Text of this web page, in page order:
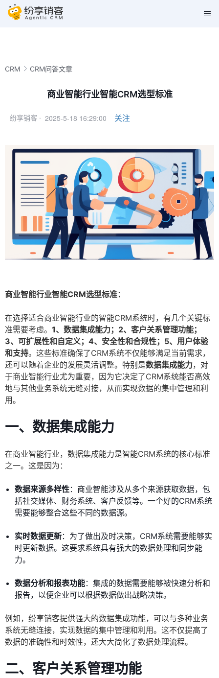
CRM CRM问答文章
商业智能行业智能CRM选型标准
纷享销客 · 2025-5-18 16:29:00 关注
商业智能行业智能CRM选型标准：
在选择适合商业智能行业的智能CRM系统时，有几个关键标
准需要考虑。 1、数据集成能力；2、客户关系管理功能；
3、可扩展性和自定义；4、安全性和合规性；5、用户体验
和支持。这些标准确保了CRM系统不仅能够满足当前需求，
还可以随着企业的发展灵活调整。特别是数据集成能力，对
于商业智能行业尤为重要，因为它决定了CRM系统能否高效
地与其他业务系统无缝对接，从而实现数据的集中管理和利
用。
一、数据集成能力
在商业智能行业，数据集成能力是智能CRM系统的核心标准
之一。这是因为：
数据来源多样性：商业智能涉及从多个来源获取数据，包
括社交媒体、财务系统、客户反馈等。一个好的CRM系统
需要能够整合这些不同的数据源。
实时数据更新：为了做出及时决策，CRM系统需要能够实
时更新数据。这要求系统具有强大的数据处理和同步能
力。
数据分析和报表功能：集成的数据需要能够被快速分析和
报告，以便企业可以根据数据做出战略决策。
例如，纷享销客提供强大的数据集成功能，可以与多种业务
系统无缝连接，实现数据的集中管理和利用。这不仅提高了
数据的准确性和时效性，还大大简化了数据处理流程。
二、客户关系管理功能